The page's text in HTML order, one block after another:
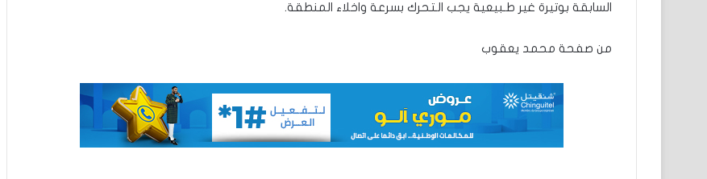
السابقة بوتيرة غير طـبيعية يجب الـتحرك بسرعة واخلاء المنطقة.
من صفحة محمد يعقوب
مسؤولة سنغالية:لا يمكننا بناء ديمقراطية
مستدامة في ظل انتشار الفقر